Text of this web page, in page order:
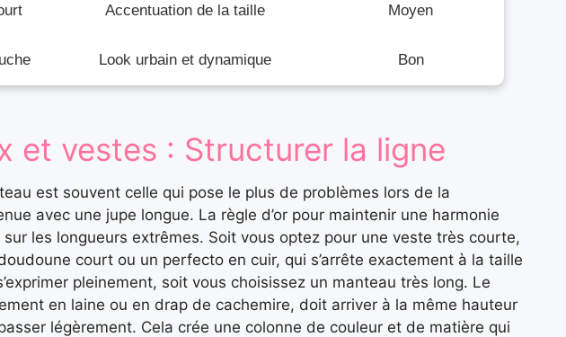
Accentuation de la taille Moyen
Look urbain et dynamique Bon
et vestes : Structurer la ligne
est souvent celle qui pose le plus de problèmes lors de la
avec une jupe longue. La règle d’or pour maintenir une harmonie
les longueurs extrêmes. Soit vous optez pour une veste très courte,
court ou un perfecto en cuir, qui s’arrête exactement à la taille
pleinement, soit vous choisissez un manteau très long. Le
en laine ou en drap de cachemire, doit arriver à la même hauteur
légèrement. Cela crée une colonne de couleur et de matière qui